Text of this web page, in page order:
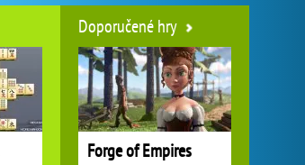
Doporučené hry
Forge of Empires